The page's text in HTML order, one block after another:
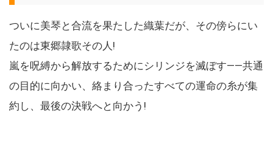
ついに美琴と合流を果たした織葉だが、その傍らにい
たのは東郷隷歌その人!
嵐を呪縛から解放するためにシリンジを滅ぼす――共通
の目的に向かい、絡まり合ったすべての運命の糸が集
約し、最後の決戦へと向かう!